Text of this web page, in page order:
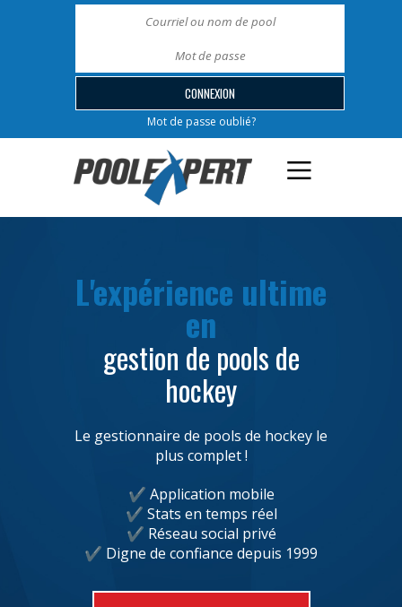
Mot de passe oublié?
L'expérience ultime
en
gestion de pools de
hockey
Le gestionnaire de pools de hockey le
plus complet !
Application mobile
Stats en temps réel
Réseau social privé
Digne de confiance depuis 1999